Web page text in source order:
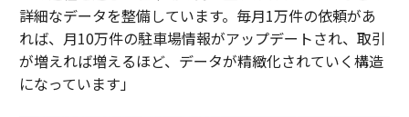
詳細なデータを整備しています。毎月1万件の依頼があ
れば、月10万件の駐車場情報がアップデートされ、取引
が増えれば増えるほど、データが精緻化されていく構造
になっています」